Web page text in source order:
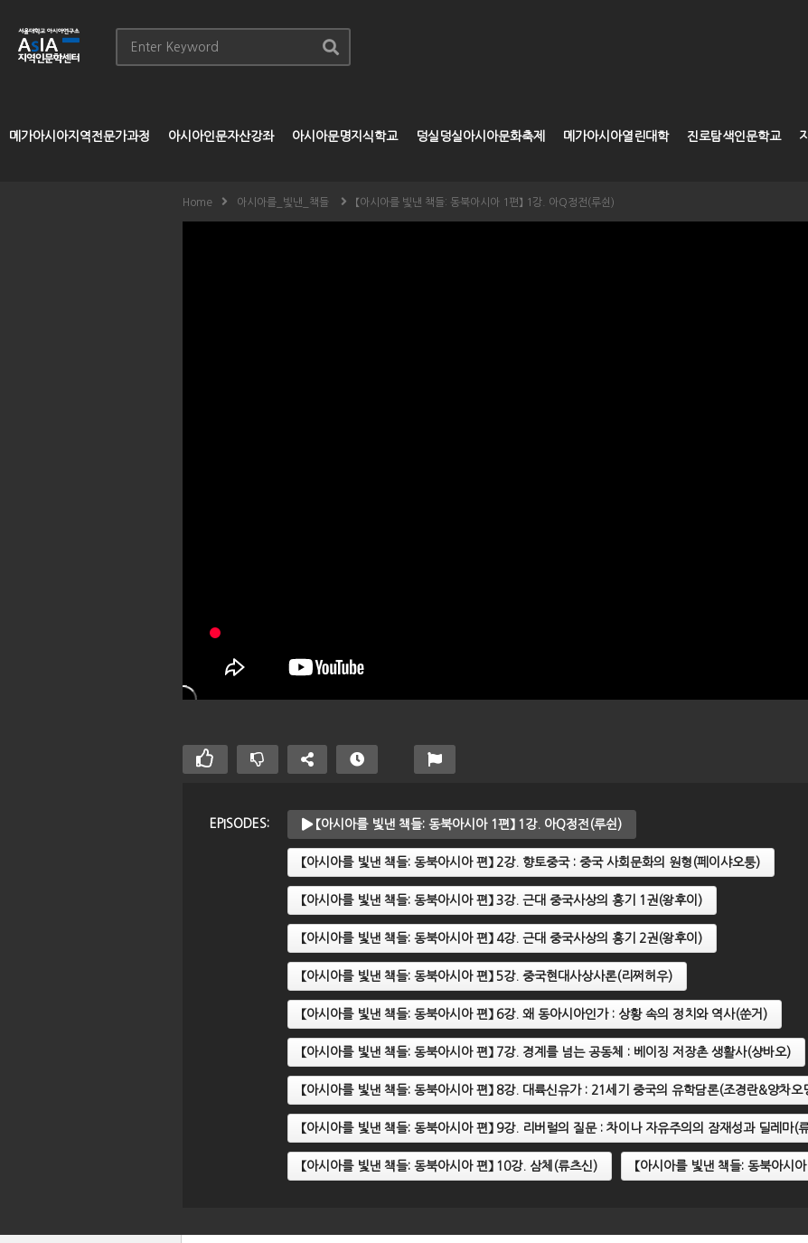
메가아시아지역전문가과정 아시아인문자산강좌 아시아문명지식학교 덩실덩실아시아문화축제 메가아시아열린대학 진로탐색인문학교
Home 아시아를_빛낸_책들 【아시아를 빛낸 책들: 동북아시아 1편】 1강. 아Q정전(루쉰)
EPISODES: 【아시아를 빛낸 책들: 동북아시아 1편】 1강. 아Q정전(루쉰)
【아시아를 빛낸 책들: 동북아시아 편】 2강. 향토중국 : 중국 사회문화의 원형(페이샤오퉁)
【아시아를 빛낸 책들: 동북아시아 편】 3강. 근대 중국사상의 흥기 1권(왕후이)
【아시아를 빛낸 책들: 동북아시아 편】 4강. 근대 중국사상의 흥기 2권(왕후이)
【아시아를 빛낸 책들: 동북아시아 편】 5강. 중국현대사상사론(리쩌허우)
【아시아를 빛낸 책들: 동북아시아 편】 6강. 왜 동아시아인가 : 상황 속의 정치와 역사(쑨거)
【아시아를 빛낸 책들: 동북아시아 편】 7강. 경계를 넘는 공동체 : 베이징 저장촌 생활사(샹바오)
【아시아를 빛낸 책들: 동북아시아 편】 8강. 대륙신유가 : 21세기 중국의 유학담론(조경란&양차
【아시아를 빛낸 책들: 동북아시아 편】 9강. 리버럴의 질문 : 차이나 자유주의의 잠재성과 딜레마(
【아시아를 빛낸 책들: 동북아시아 편】 10강. 삼체(류츠신) 【아시아를 빛낸 책들: 동북아시